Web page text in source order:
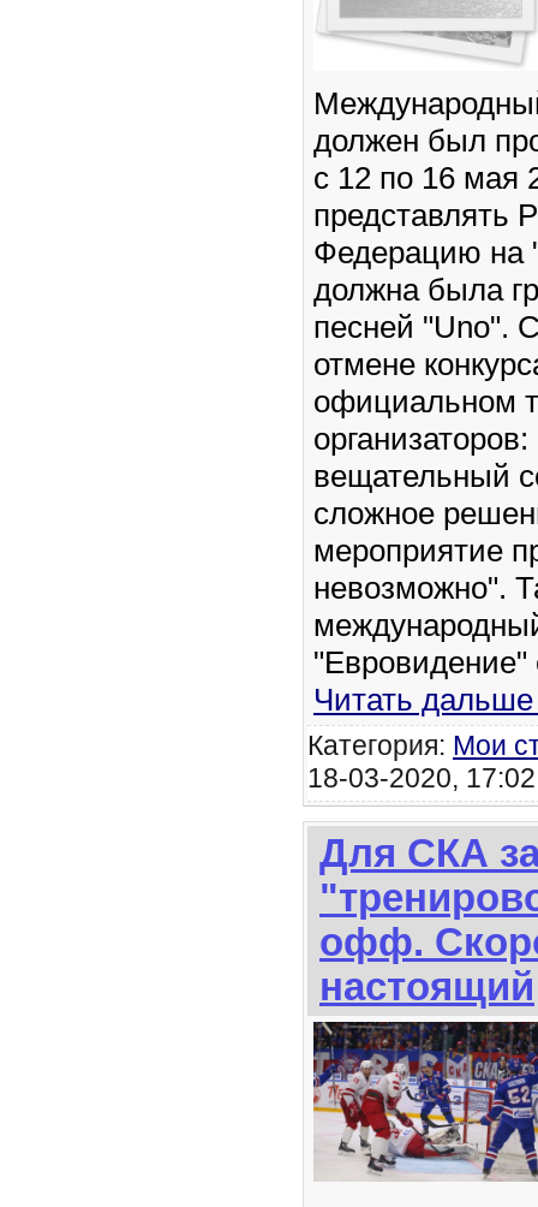
должен был
с 12 по 16 мая
представлять
Федерацию на
должна была
песней "Uno".
отмене
официальном
вещательный
сложное
мероприятие
невозможно".
"Евровидение"
Читать
Категория: Мои
18-03-2020,
Для СКА
офф.
настоящий